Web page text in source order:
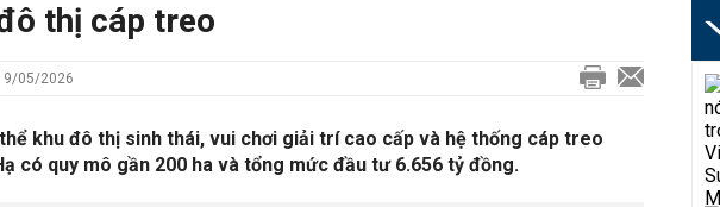
thị cáp treo
05/2026
khu đô thị sinh thái, vui chơi giải trí cao cấp và hệ thống cáp treo
có quy mô gần 200 ha và tổng mức đầu tư 6.656 tỷ đồng.